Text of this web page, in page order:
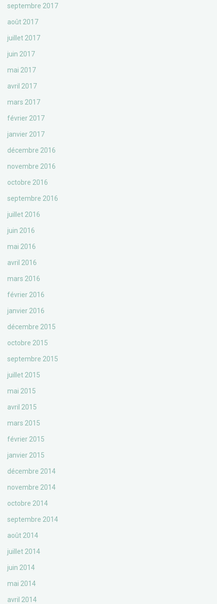
septembre 2017
août 2017
juillet 2017
juin 2017
mai 2017
avril 2017
mars 2017
février 2017
janvier 2017
décembre 2016
novembre 2016
octobre 2016
septembre 2016
juillet 2016
juin 2016
mai 2016
avril 2016
mars 2016
février 2016
janvier 2016
décembre 2015
octobre 2015
septembre 2015
juillet 2015
mai 2015
avril 2015
mars 2015
février 2015
janvier 2015
décembre 2014
novembre 2014
octobre 2014
septembre 2014
août 2014
juillet 2014
juin 2014
mai 2014
avril 2014